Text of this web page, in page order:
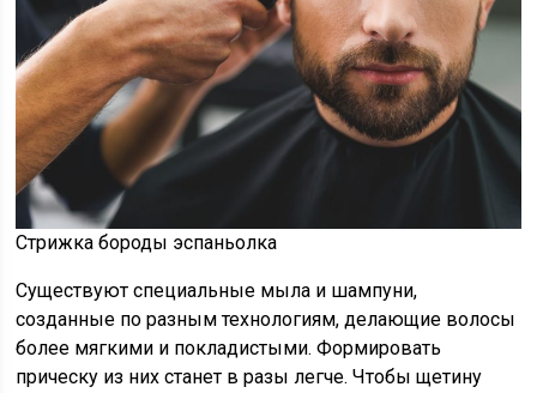
Стрижка бороды эспаньолка
Существуют специальные мыла и шампуни,
созданные по разным технологиям, делающие волосы
более мягкими и покладистыми. Формировать
прическу из них станет в разы легче. Чтобы щетину